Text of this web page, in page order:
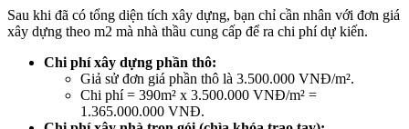
Sau khi đã có tổng diện tích xây dựng, bạn chỉ cần nhân với đơn giá
xây dựng theo m2 mà nhà thầu cung cấp để ra chi phí dự kiến.
Chi phí xây dựng phần thô:
Giả sử đơn giá phần thô là 3.500.000 VNĐ/m².
Chi phí = 390m² x 3.500.000 VNĐ/m² =
1.365.000.000 VNĐ.